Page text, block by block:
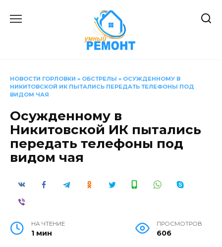
НОВОСТИ ГОРЛОВКИ » ОБСТРЕЛЫ » ОСУЖДЕННОМУ В
НИКИТОВСКОЙ ИК ПЫТАЛИСЬ ПЕРЕДАТЬ ТЕЛЕФОНЫ ПОД
ВИДОМ ЧАЯ
Осужденному в
Никитовской ИК пытались
передать телефоны под
видом чая
НА ЧТЕНИЕ
1 мин
ПРОСМОТРОВ
606